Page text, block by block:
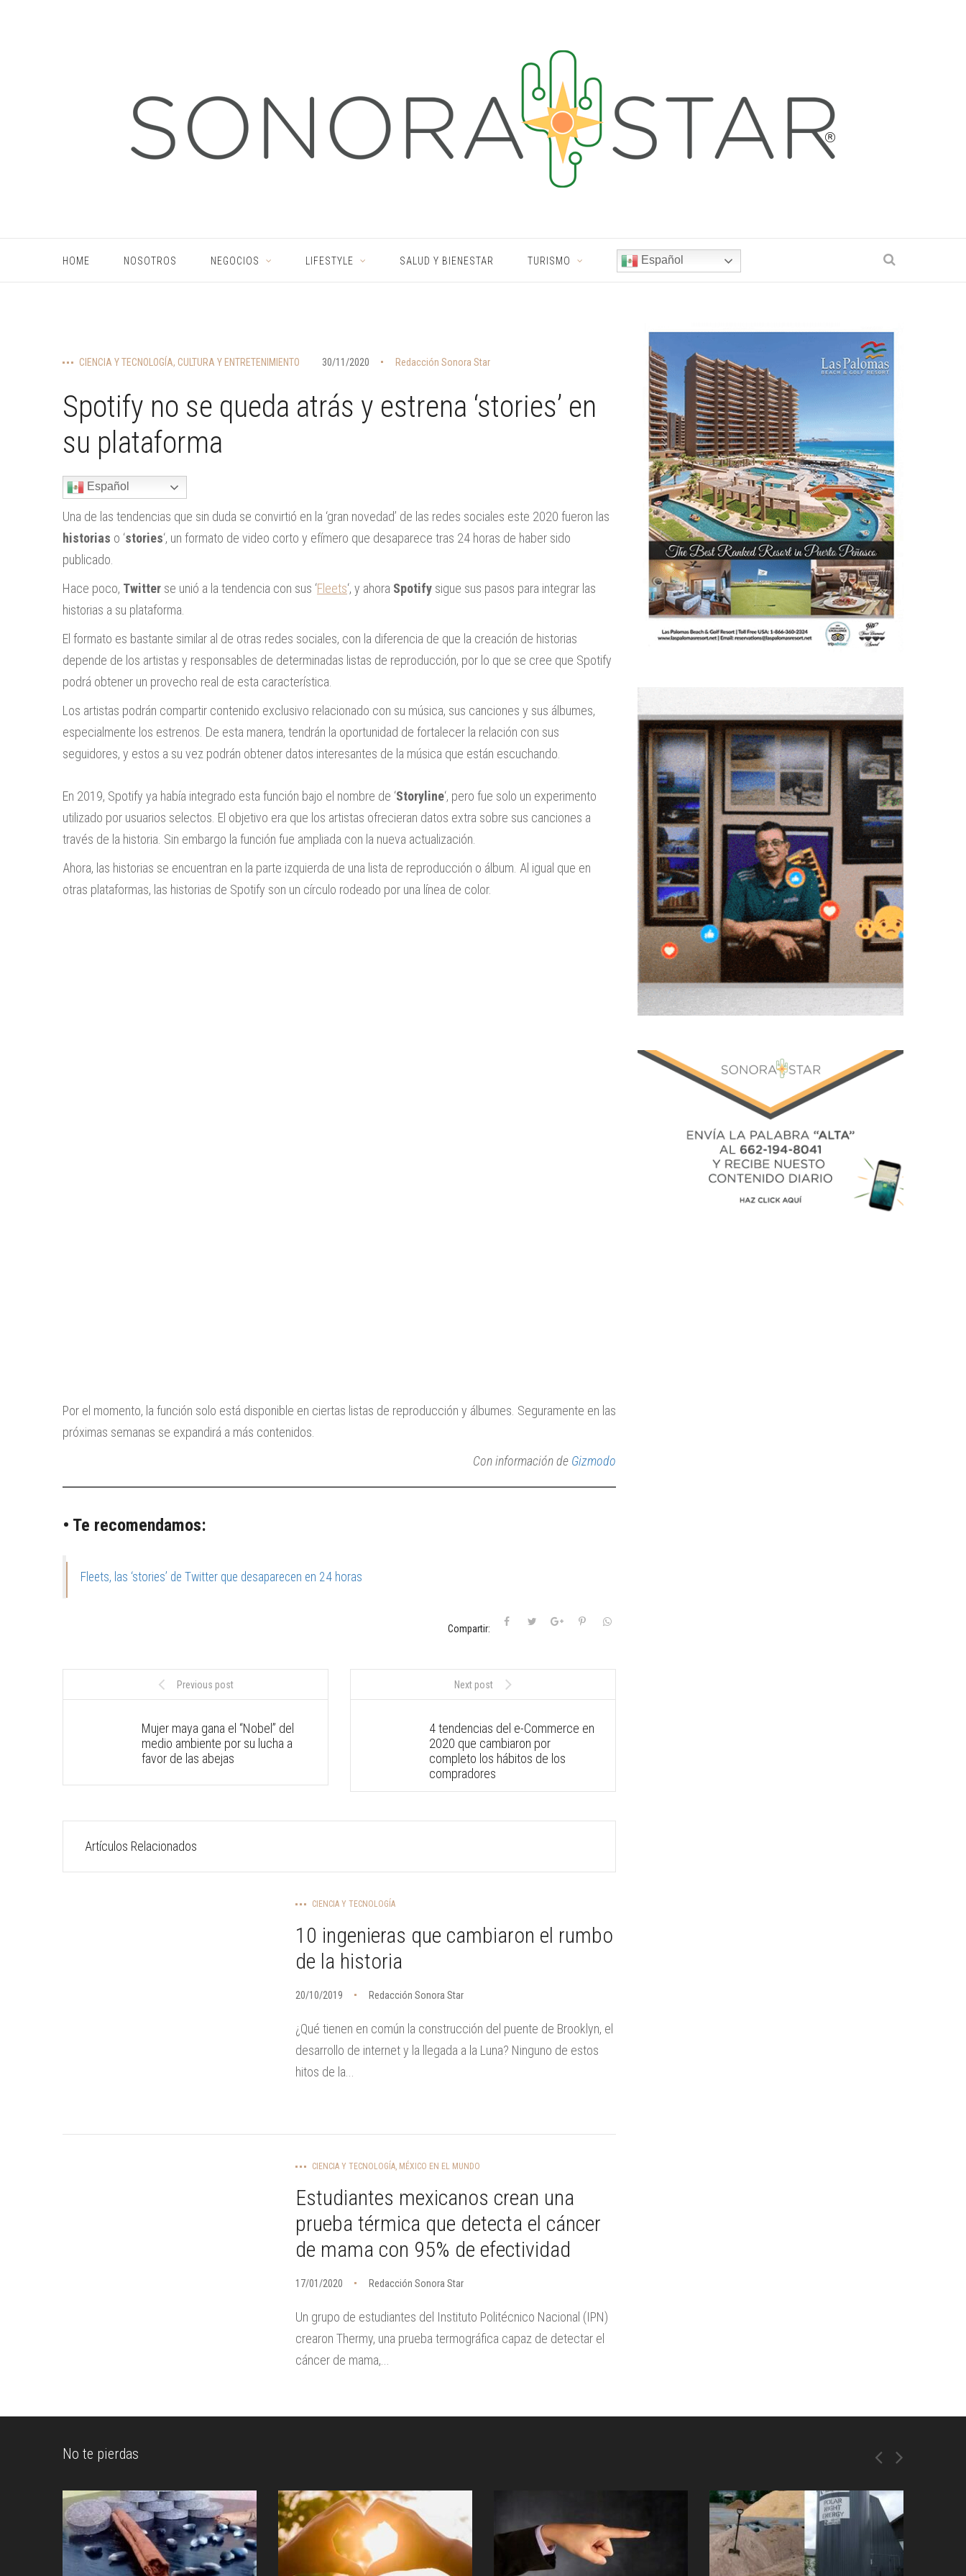
HOME NOSOTROS NEGOCIOS LIFESTYLE SALUD Y BIENESTAR TURISMO Español
CIENCIA Y TECNOLOGÍA, CULTURA Y ENTRETENIMIENTO 30/11/2020 Redacción Sonora Star
Spotify no se queda atrás y estrena ‘stories’ en
su plataforma
Español
Una de las tendencias que sin duda se convirtió en la ‘gran novedad’ de las redes sociales este 2020 fueron las
historias o ‘stories‘, un formato de video corto y efímero que desaparece tras 24 horas de haber sido
publicado.
Hace poco, Twitter se unió a la tendencia con sus ‘Fleets‘, y ahora Spotify sigue sus pasos para integrar las
historias a su plataforma.
El formato es bastante similar al de otras redes sociales, con la diferencia de que la creación de historias
depende de los artistas y responsables de determinadas listas de reproducción, por lo que se cree que Spotify
podrá obtener un provecho real de esta característica.
Los artistas podrán compartir contenido exclusivo relacionado con su música, sus canciones y sus álbumes,
especialmente los estrenos. De esta manera, tendrán la oportunidad de fortalecer la relación con sus
seguidores, y estos a su vez podrán obtener datos interesantes de la música que están escuchando.
En 2019, Spotify ya había integrado esta función bajo el nombre de ‘Storyline‘, pero fue solo un experimento
utilizado por usuarios selectos. El objetivo era que los artistas ofrecieran datos extra sobre sus canciones a
través de la historia. Sin embargo la función fue ampliada con la nueva actualización.
Ahora, las historias se encuentran en la parte izquierda de una lista de reproducción o álbum. Al igual que en
otras plataformas, las historias de Spotify son un círculo rodeado por una línea de color.
Por el momento, la función solo está disponible en ciertas listas de reproducción y álbumes. Seguramente en las
próximas semanas se expandirá a más contenidos.
Con información de Gizmodo
• Te recomendamos:
Fleets, las ‘stories’ de Twitter que desaparecen en 24 horas
Compartir:
Previous post
Mujer maya gana el “Nobel” del
medio ambiente por su lucha a
favor de las abejas
Next post
4 tendencias del e-Commerce en
2020 que cambiaron por
completo los hábitos de los
compradores
Artículos Relacionados
CIENCIA Y TECNOLOGÍA
10 ingenieras que cambiaron el rumbo
de la historia
20/10/2019 Redacción Sonora Star
¿Qué tienen en común la construcción del puente de Brooklyn, el
desarrollo de internet y la llegada a la Luna? Ninguno de estos
hitos de la...
CIENCIA Y TECNOLOGÍA, MÉXICO EN EL MUNDO
Estudiantes mexicanos crean una
prueba térmica que detecta el cáncer
de mama con 95% de efectividad
17/01/2020 Redacción Sonora Star
Un grupo de estudiantes del Instituto Politécnico Nacional (IPN)
crearon Thermy, una prueba termográfica capaz de detectar el
cáncer de mama,...
No te pierdas